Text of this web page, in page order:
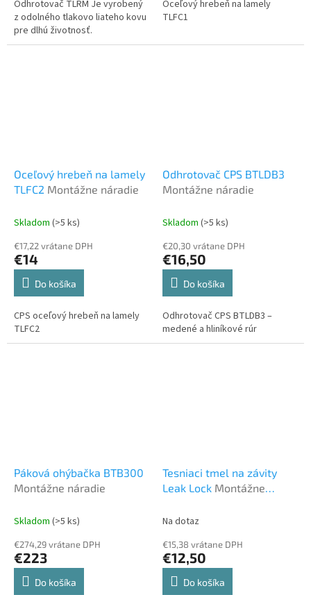
Odhrotovač TLRM Je vyrobený
z odolného tlakovo liateho kovu
pre dlhú životnosť.
Oceľový hrebeň na lamely
TLFC1
Oceľový hrebeň na lamely
TLFC2 Montážne náradie
Skladom (>5 ks)
€17,22 vrátane DPH
€14
Do košíka
CPS oceľový hrebeň na lamely
TLFC2
Odhrotovač CPS BTLDB3
Montážne náradie
Skladom (>5 ks)
€20,30 vrátane DPH
€16,50
Do košíka
Odhrotovač CPS BTLDB3 –
medené a hliníkové rúr
Páková ohýbačka BTB300
Montážne náradie
Skladom (>5 ks)
€274,29 vrátane DPH
€223
Do košíka
Tesniaci tmel na závity
Leak Lock Montážne
Na dotaz
€15,38 vrátane DPH
€12,50
Do košíka